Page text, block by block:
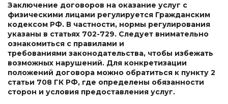
Заключение договоров на оказание услуг с
физическими лицами регулируется Гражданским
кодексом РФ. В частности, нормы регулирования
указаны в статьях 702-729. Следует внимательно
ознакомиться с правилами и
требованиями законодательства, чтобы избежать
возможных нарушений. Для конкретизации
положений договора можно обратиться к пункту 2
статьи 708 ГК РФ, где определены обязанности
сторон и условия предоставления услуг.